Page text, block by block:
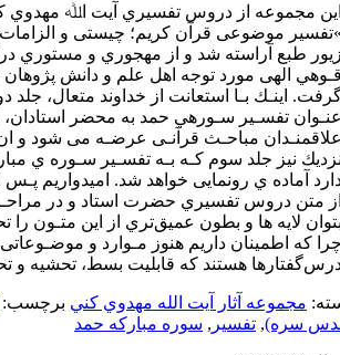
ﻣﺠﻤﻮﻋﻪ از دروس ﺗﻔﺴﻴﺮي آﻳﺖ اﷲ ﻣﻬﺪوي
ﻃﺒﻊ آراﺳﺘﻪ ﺷﺪ و از ﻣﻬﺠﻮري و ﻣﺴﺘﻮري
اﻟﻬﻰ ﻣﻮرد ﺗﻮﺟﻪ اﻫﻞ ﻋﻠﻢ و داﻧﺶ ﭘﮋوﻫﺎن
اﻳﻨـﻚ ﺑـﺎ اﺳﺘﻌﺎﻧﺖ از ﺧﺪاوﻧﺪ ﻣﺘﻌﺎل، ﺟﻠﺪ
ﺗﻔﺴـﻴﺮ ﺳـﻮرهي ﺣﻤﺪ ﺑﻪ ﻣﺤﻀﺮ اﺳﺘﺎدان،
ﻣﺒﺎﺣـﺚ ﻗﺮآﻧـﻰ ﻋﺮﺿـﻪ ﻣﻰ ﺷﻮد و
ﻧﻴﺰ ﺟﻠﺪ ﺳﻮم ﻛـﻪ ﺑـﻪ ﺗﻔﺴـﻴﺮ ﺳـﻮره ي
آﻣﺎده ي روﻧﻤﺎﻳﻰ ﺧﻮاﻫﺪ ﺷﺪ. اﻣﻴﺪوارﻳﻢ ﭘـﺲ
ﻣﺘﻦ دروس ﺗﻔﺴﻴﺮي ﺣﻀﺮت اﺳﺘﺎد و در
ﻻﻳﻪ ﻫﺎ و ﺑﻄﻮن ﻋﻤﻴﻖﺗﺮي از اﻳﻦ ﻣﺘـﻮن را
ﻛﻪ اﻃﻤﻴﻨﺎن دارﻳﻢ ﻫﻨﻮز ﻣـﻮارد و
ﻫﺴﺘﻨﺪ ﻛﻪ ﻗﺎﺑﻠﻴﺖ ﺑﺴﻂ، ﺗﺤﺸﻴﻪ و
مجموعه آثار آيت الله مهدوي كني برچسب:
سره), تفسير , سوره مباركه حمد